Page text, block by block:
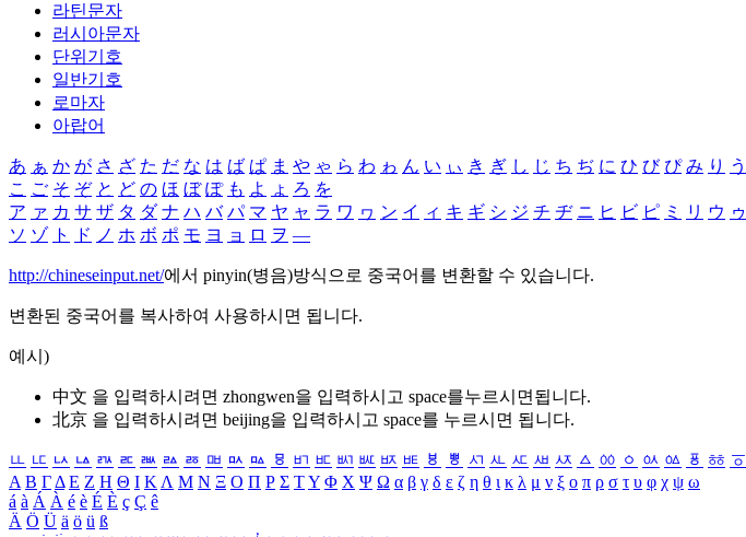
라틴문자
러시아문자
단위기호
일반기호
로마자
아랍어
あ ぁ か が さ ざ た だ な は ば ぱ ま や ゃ ら わ ゎ ん い ぃ き ぎ し じ ち ぢ に ひ び ぴ み り う
こ ご そ ぞ と ど の ほ ぼ ぽ も よ ょ ろ を
ア ァ カ サ ザ タ ダ ナ ハ バ パ マ ヤ ャ ラ ワ ヮ ン イ ィ キ ギ シ ジ チ ヂ ニ ヒ ビ ピ ミ リ ウ ゥ
ソ ゾ ト ド ノ ホ ボ ポ モ ヨ ョ ロ ヲ ―
http://chineseinput.net/에서 pinyin(병음)방식으로 중국어를 변환할 수 있습니다.
변환된 중국어를 복사하여 사용하시면 됩니다.
예시)
中文 을 입력하시려면 zhongwen을 입력하시고 space를누르시면됩니다.
北京 을 입력하시려면 beijing을 입력하시고 space를 누르시면 됩니다.
ㅥ ㅦ ㅧ ㅨ ㅩ ㅪ ㅫ ㅬ ㅭ ㅮ ㅯ ㅰ ㅱ ㅲ ㅳ ㅴ ㅵ ㅶ ㅷ ㅸ ㅹ ㅺ ㅻ ㅼ ㅽ ㅾ ㅿ ㆀ ㆁ ㆂ ㆃ ㆄ ㆅ ㆆ
Α Β ΓΔ Ε Ζ Η Θ Ι ΚΛ Μ Ν Ξ Ο Π Ρ Σ ΤΥ Φ Χ Ψ Ω α β γ δ ε ζ η θ ι κ λ μ ν ξ ο π ρ σ τ υ φ χ ψ ω
á à Á À é è É È ç Ç ê
Ä Ö Ü ä ö ü ß